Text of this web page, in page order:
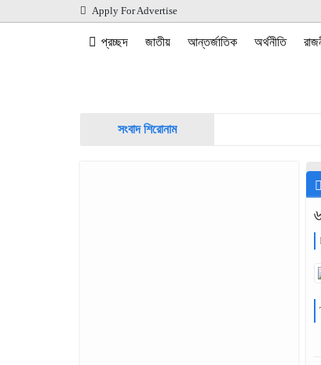
Apply For Advertise
প্রচ্ছদ জাতীয় আন্তর্জাতিক অর্থনীতি
সংবাদ শিরোনাম